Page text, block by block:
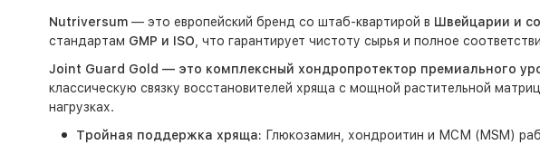
Nutriversum— это европейский бренд со штаб-квартирой в Швейцарии и
стандартам GMP и ISO , что гарантирует чистоту сырья и полное
Joint Guard Gold — это комплексный хондропротектор премиального
классическую связку восстановителей хряща с мощной растительной
нагрузках.
Тройная поддержка хряща: Глюкозамин, хондроитин и МСМ (MSM)